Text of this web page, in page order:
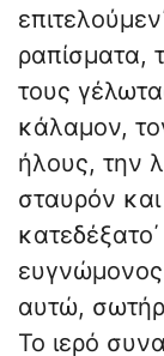
ραπίσματα,
τους
κάλαμον,
ήλους, την
σταυρόν
αυτώ,
Το ιερό